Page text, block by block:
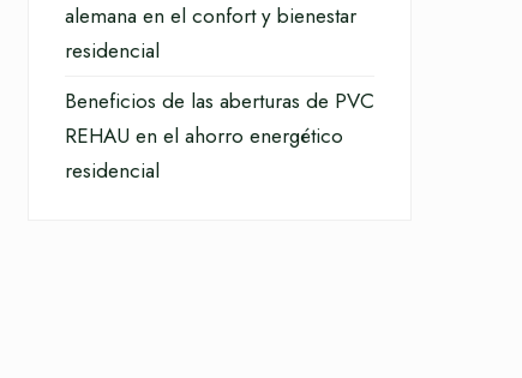
alemana en el confort y bienestar
residencial
Beneficios de las aberturas de PVC
REHAU en el ahorro energético
residencial